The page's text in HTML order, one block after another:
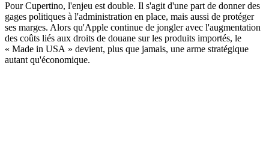
Pour Cupertino, l'enjeu est double. Il s'agit d'une part de donner des
gages politiques à l'administration en place, mais aussi de protéger
ses marges. Alors qu'Apple continue de jongler avec l'augmentation
des coûts liés aux droits de douane sur les produits importés, le
« Made in USA » devient, plus que jamais, une arme stratégique
autant qu'économique.